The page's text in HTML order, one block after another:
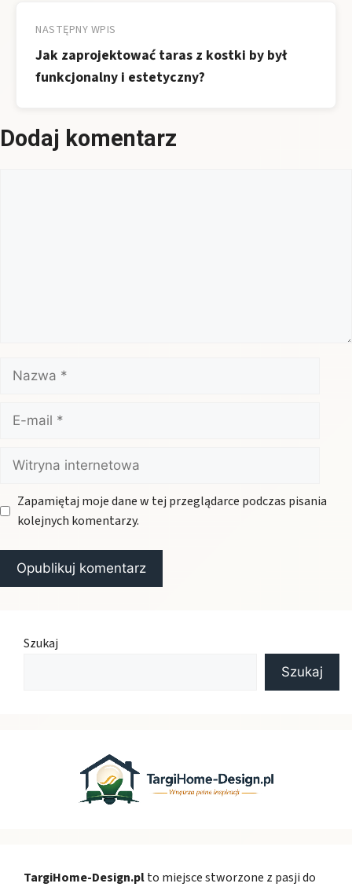
NASTĘPNY WPIS
Jak zaprojektować taras z kostki by był
funkcjonalny i estetyczny?
Dodaj komentarz
Nazwa
mail
Witryna
internetowa
Zapamiętaj moje dane w tej przeglądarce podczas pisania
kolejnych komentarzy.
Szukaj
Szukaj
TargiHome-Design.plto miejsce stworzone z pasji do